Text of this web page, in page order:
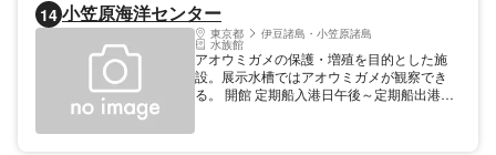
16:30 その他 トイレ
14 小笠原海洋センター
東京都 伊豆諸島・小笠原諸島
水族館
アオウミガメの保護・増殖を目的とした施
設。展示水槽ではアオウミガメが観察でき
る。 開館 定期船入港日午後～定期船出港日